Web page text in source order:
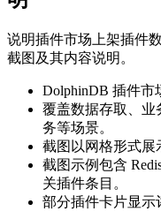
说明插件市场上架插件
截图及其内容说明。
DolphinDB 插件市
覆盖数据存取、业
务等场景。
截图以网格形式展
截图示例包含
关插件条目。
部分插件卡片显示